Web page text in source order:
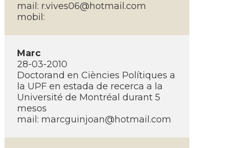
mail: r.vives06@hotmail.com
mobil:
Marc
28-03-2010
Doctorand en Ciències Polí­tiques a
la UPF en estada de recerca a la
Université de Montréal durant 5
mesos
mail: marcguinjoan@hotmail.com